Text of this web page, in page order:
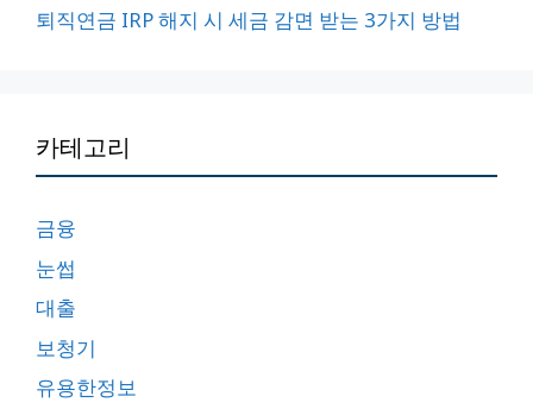
퇴직연금 IRP 해지 시 세금 감면 받는 3가지 방법
카테고리
금융
눈썹
대출
보청기
유용한정보